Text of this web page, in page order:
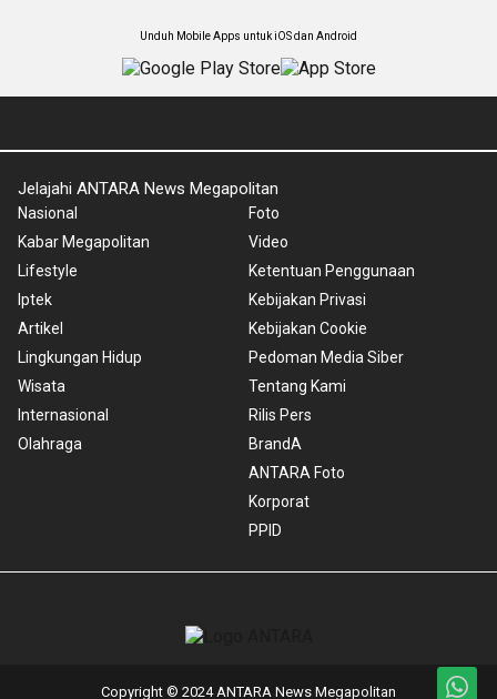
Unduh Mobile Apps untuk iOS dan Android
Jelajahi ANTARA News Megapolitan
Nasional
Kabar Megapolitan
Lifestyle
Iptek
Artikel
Lingkungan Hidup
Wisata
Internasional
Olahraga
Foto
Video
Ketentuan Penggunaan
Kebijakan Privasi
Kebijakan Cookie
Pedoman Media Siber
Tentang Kami
Rilis Pers
BrandA
ANTARA Foto
Korporat
PPID
Copyright © 2024 ANTARA News Megapolitan